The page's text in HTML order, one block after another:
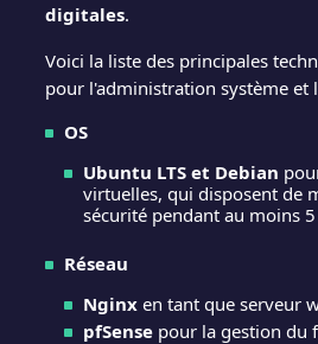
digitales.
Voici la liste des principales
pour l'administration système et
OS
Ubuntu LTS et Debian
virtuelles, qui disposent de
sécurité pendant au moins 5
Réseau
Nginx en tant que serveur
pfSense pour la gestion du